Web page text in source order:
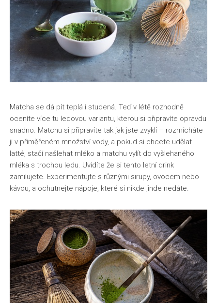
Matcha se dá pít teplá i studená. Teď v létě rozhodně
oceníte více tu ledovou variantu, kterou si připravíte opravdu
snadno. Matchu si připravíte tak jak jste zvyklí – rozmícháte
ji v přiměřeném množství vody, a pokud si chcete udělat
latté, stačí našlehat mléko a matchu vylít do vyšlehaného
mléka s trochou ledu. Uvidíte že si tento letní drink
zamilujete. Experimentujte s různými sirupy, ovocem nebo
kávou, a ochutnejte nápoje, které si nikde jinde nedáte.